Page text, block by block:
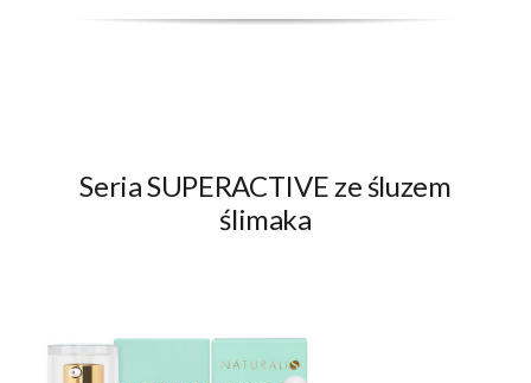
Seria SUPERACTIVE ze śluzem
ślimaka